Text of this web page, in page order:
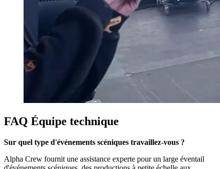
FAQ Équipe technique
Sur quel type d'événements scéniques travaillez-vous ?
Alpha Crew fournit une assistance experte pour un large éventail